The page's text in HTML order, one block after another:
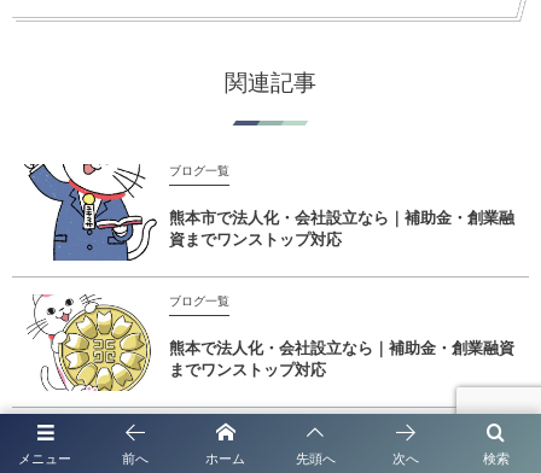
関連記事
ブログ一覧
熊本市で法人化・会社設立なら｜補助金・創業融
資までワンストップ対応
ブログ一覧
熊本で法人化・会社設立なら｜補助金・創業融資
までワンストップ対応
ブログ一覧
メニュー 検索
前へ ホーム 先頭へ 次へ